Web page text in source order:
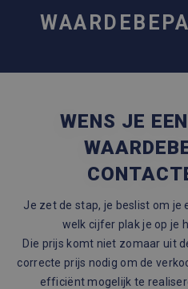
WENS JE
Je zet de stap, je beslist om je
welk cijfer plak je op je
Die prijs komt niet zomaar uit
correcte prijs nodig om de
efficiënt mogelijk te